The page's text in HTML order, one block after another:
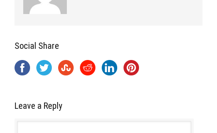
Social Share
Leave a Reply